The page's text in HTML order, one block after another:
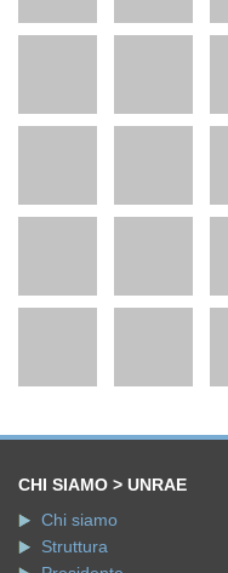
CHI SIAMO > UNRAE
Chi siamo
Struttura